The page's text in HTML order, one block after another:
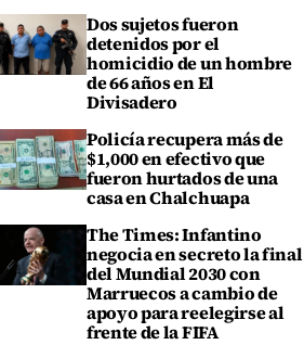
Dos sujetos fueron
detenidos por el
homicidio de un hombre
de 66 años en El
Divisadero
Policía recupera más de
$1,000 en efectivo que
fueron hurtados de una
casa en Chalchuapa
The Times: Infantino
negocia en secreto la final
del Mundial 2030 con
Marruecos a cambio de
apoyo para reelegirse al
frente de la FIFA